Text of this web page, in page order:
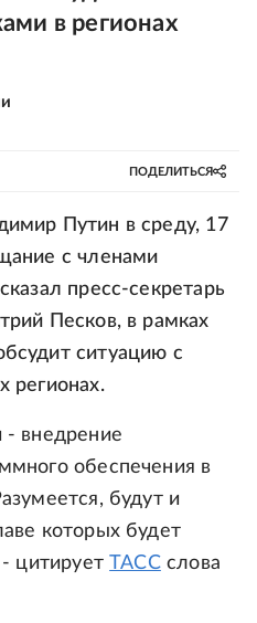
в регионах
ПОДЕЛИТЬСЯ
Путин в среду, 17
с членами
пресс-секретарь
Песков, в рамках
ситуацию с
регионах.
- внедрение
обеспечения в
будут и
которых будет
- цитируетТАССслова